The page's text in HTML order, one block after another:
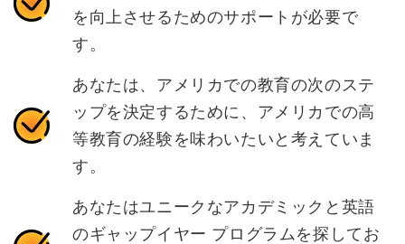
を向上させるためのサポートが必要で
す。
あなたは、アメリカでの教育の次のステ
ップを決定するために、アメリカでの高
等教育の経験を味わいたいと考えていま
す。
あなたはユニークなアカデミックと英語
のギャップイヤー プログラムを探してお